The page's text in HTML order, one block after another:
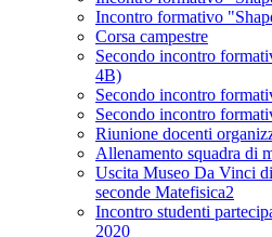
Incontro formativo
Corsa campestre
Secondo incontro
4B)
Secondo incontro
Secondo incontro
Riunione docenti
Allenamento squadra di
Uscita Museo Da Vinci
seconde Matefisica2
Incontro studenti
2020